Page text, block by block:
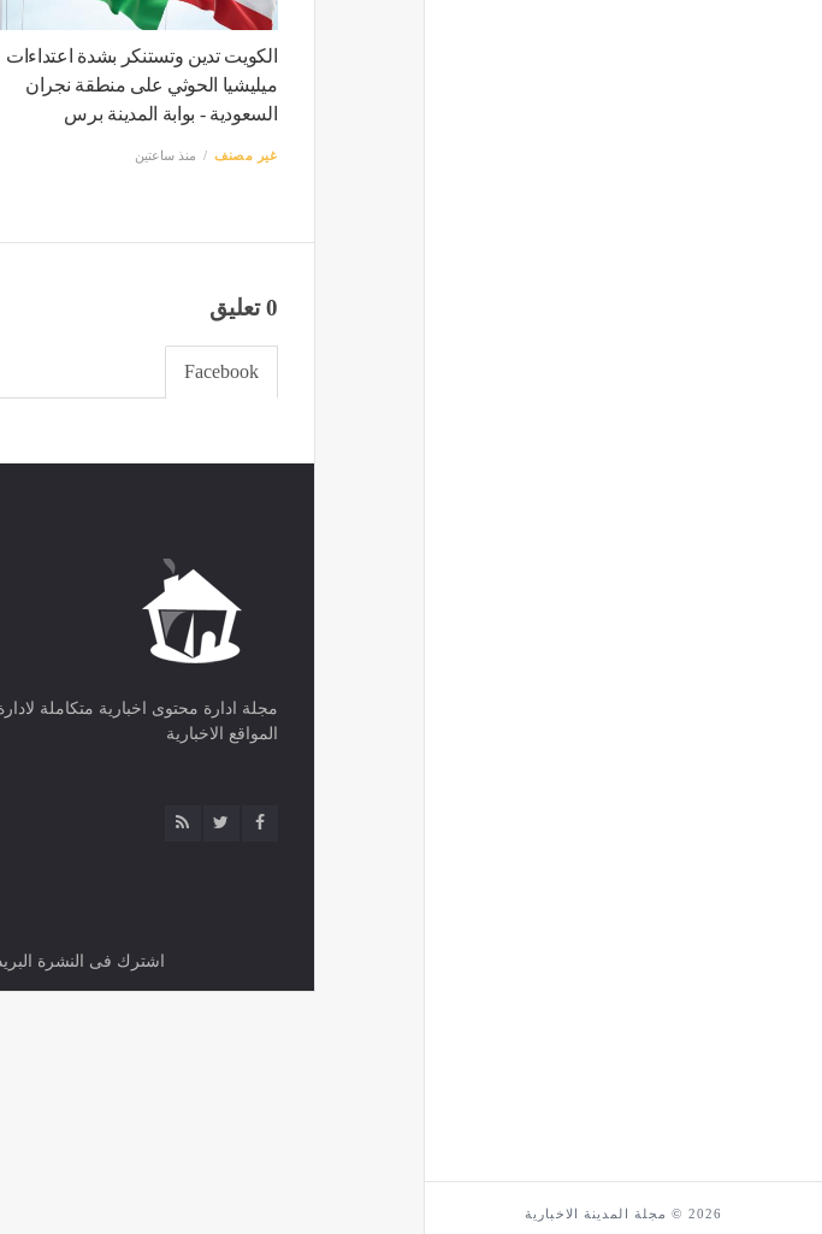
2026 © مجلة المدينة الاخبارية
الكويت تدين وتستنكر بشدة اعتداءات
ميليشيا الحوثي على منطقة نجران
السعودية - بوابة المدينة برس
غير مصنف منذ ساعتين
0 تعليق
Facebook
مجلة ادارة محتوى اخبارية متكاملة
المواقع الاخبارية
اشترك فى النشرة